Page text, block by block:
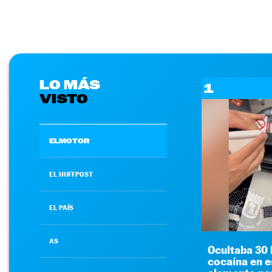
LO MÁS
VISTO
ELMOTOR
EL HUFFPOST
EL PAÍS
AS
1
Ocultaba 30
cocaína en